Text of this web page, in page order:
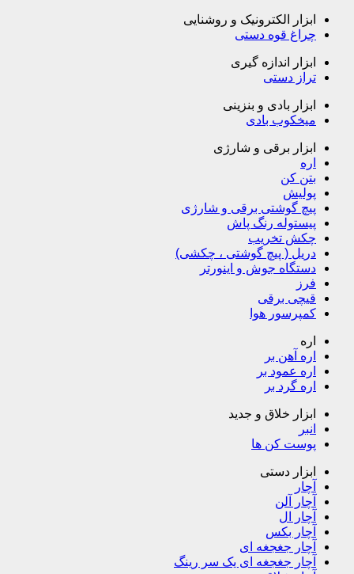
ابزار الکترونیک و روشنایی
چراغ قوه دستی
ابزار اندازه گیری
تراز دستی
ابزار بادی و بنزینی
میخکوب بادی
ابزار برقی و شارژی
اره
بتن کن
پولیش
پیچ گوشتی برقی و شارژی
پیستوله رنگ پاش
چکش تخریب
دریل ( پیچ گوشتی ، چکشی)
دستگاه جوش و اینورتر
فرز
قیچی برقی
کمپرسور هوا
اره
اره آهن بر
اره عمود بر
اره گرد بر
ابزار خلاق و جدید
انبر
پوست کن ها
ابزار دستی
آچار
آچار آلن
آچار ال
آچار بکس
آچار جغجغه ای
آچار جغجغه ای یک سر رینگ